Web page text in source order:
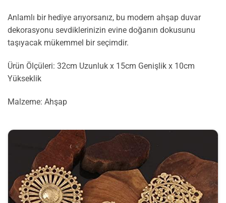
Anlamlı bir hediye arıyorsanız, bu modern ahşap duvar
dekorasyonu sevdiklerinizin evine doğanın dokusunu
taşıyacak mükemmel bir seçimdir.
Ürün Ölçüleri: 32cm Uzunluk x 15cm Genişlik x 10cm
Yükseklik
Malzeme: Ahşap